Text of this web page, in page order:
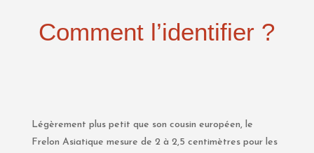
Comment l’identifier ?
Légèrement plus petit que son cousin européen, le
Frelon Asiatique mesure de 2 à 2,5 centimètres pour les